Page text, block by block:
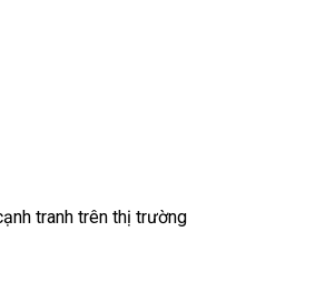
tranh trên thị trường